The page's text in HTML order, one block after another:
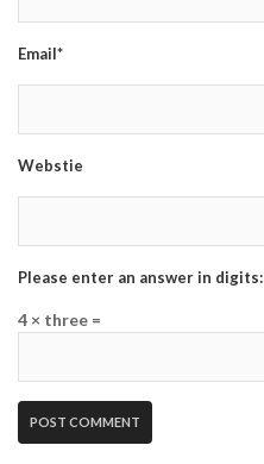
Email*
Webstie
Please enter an answer in digits:
4 × three =